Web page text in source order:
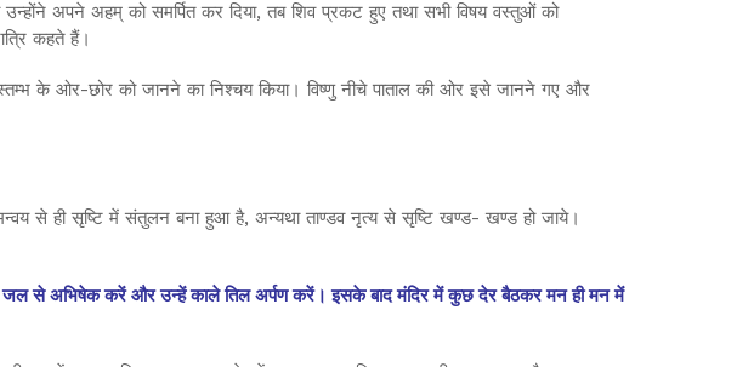
अपने अहम् को समर्पित कर दिया, तब शिव प्रकट हुए तथा सभी विषय वस्तुओं को
कहते हैं।
के ओर-छोर को जानने का निश्चय किया। विष्णु नीचे पाताल की ओर इसे जानने गए और
से ही सृष्टि में संतुलन बना हुआ है, अन्यथा ताण्डव नृत्य से सृष्टि खण्ड- खण्ड हो जाये।
जल से अभिषेक करें और उन्हें काले तिल अर्पण करें। इसके बाद मंदिर में कुछ देर बैठकर मन ही मन में